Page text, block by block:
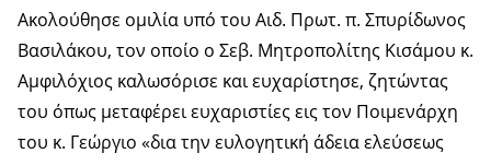
Ακολούθησε ομιλία υπό του Αιδ. Πρωτ. π. Σπυρίδωνος
Βασιλάκου, τον οποίο ο Σεβ. Μητροπολίτης Κισάμου κ.
Αμφιλόχιος καλωσόρισε και ευχαρίστησε, ζητώντας
του όπως μεταφέρει ευχαριστίες εις τον Ποιμενάρχη
του κ. Γεώργιο «δια την ευλογητική άδεια ελεύσεως